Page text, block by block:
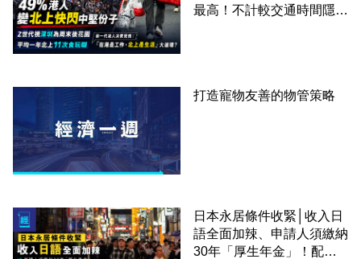
最高！不計較交通時間隱形
打造寵物友善的物管策略
日本永居條件收緊│收入日
語全面加辣、申請人須繳納
30年「厚生年金」！配偶